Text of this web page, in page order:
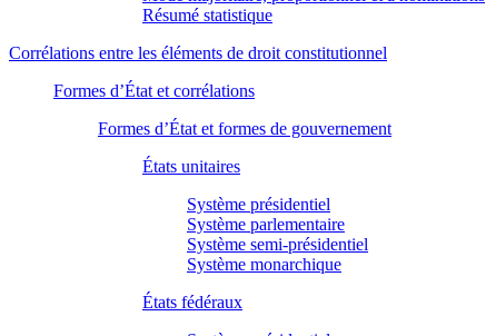
Résumé statistique
Corrélations entre les éléments de droit constitutionnel
Formes d’État et corrélations
Formes d’État et formes de gouvernement
États unitaires
Système présidentiel
Système parlementaire
Système semi-présidentiel
Système monarchique
États fédéraux